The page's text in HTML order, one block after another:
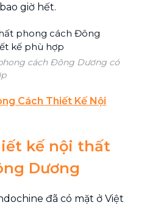
giờ hết.
cách Đông Dương có
Cách Thiết Kế Nội
kế nội thất
Dương
đã có mặt ở Việt